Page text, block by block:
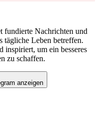
fundierte Nachrichten und
tägliche Leben betreffen.
inspiriert, um ein besseres
zu schaffen.
anzeigen